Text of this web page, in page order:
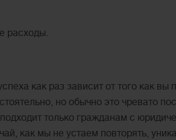
расходы.
как раз зависит от того как вы
но обычно это чревато
только гражданам с
как мы не устаем повторять,